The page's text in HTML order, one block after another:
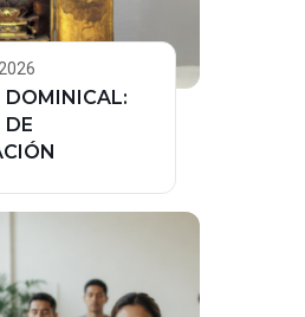
DOMINICAL:
DE